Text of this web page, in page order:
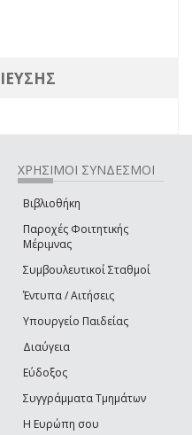
e-mail)
ΧΡΗΣΙΜΟΙ ΣΥΝΔΕΣΜΟΙ
Βιβλιοθήκη
Παροχές Φοιτητικής
Μέριμνας
Συμβουλευτικοί Σταθμοί
Έντυπα / Αιτήσεις
Υπουργείο Παιδείας
Διαύγεια
Εύδοξος
Συγγράμματα Τμημάτων
Η Ευρώπη σου